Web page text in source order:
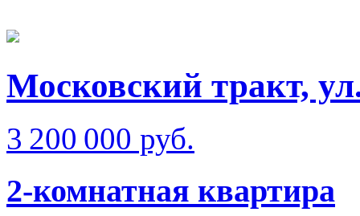
Московский тракт,
3 200 000 руб.
2-комнатная квартира